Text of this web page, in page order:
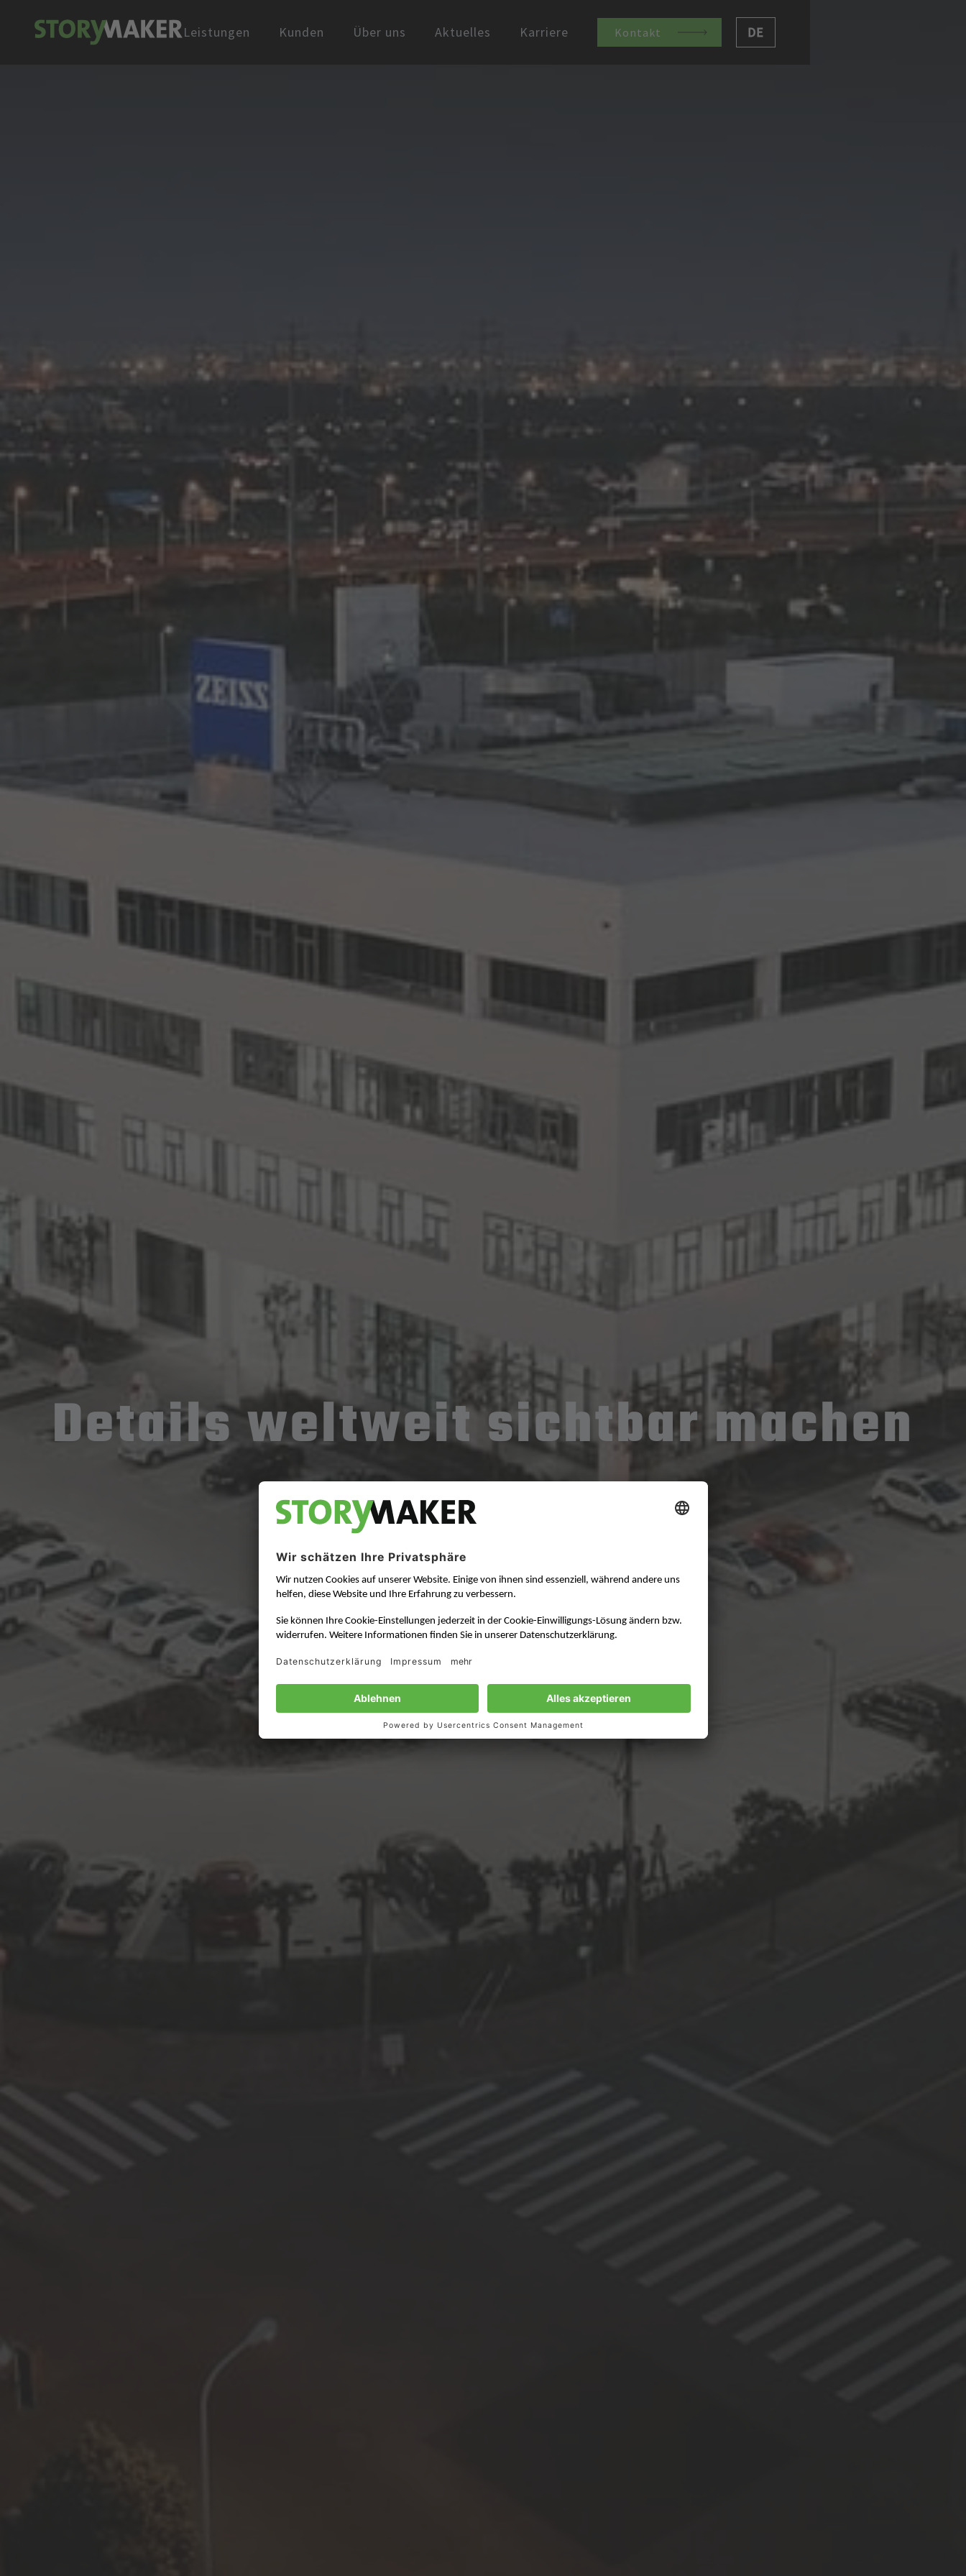
Leistungen Kunden Über uns Aktuelles Karriere Kontakt DE
Details weltweit sichtbar machen